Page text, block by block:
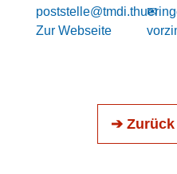
Zur Webseite
✉
➔ Zurück